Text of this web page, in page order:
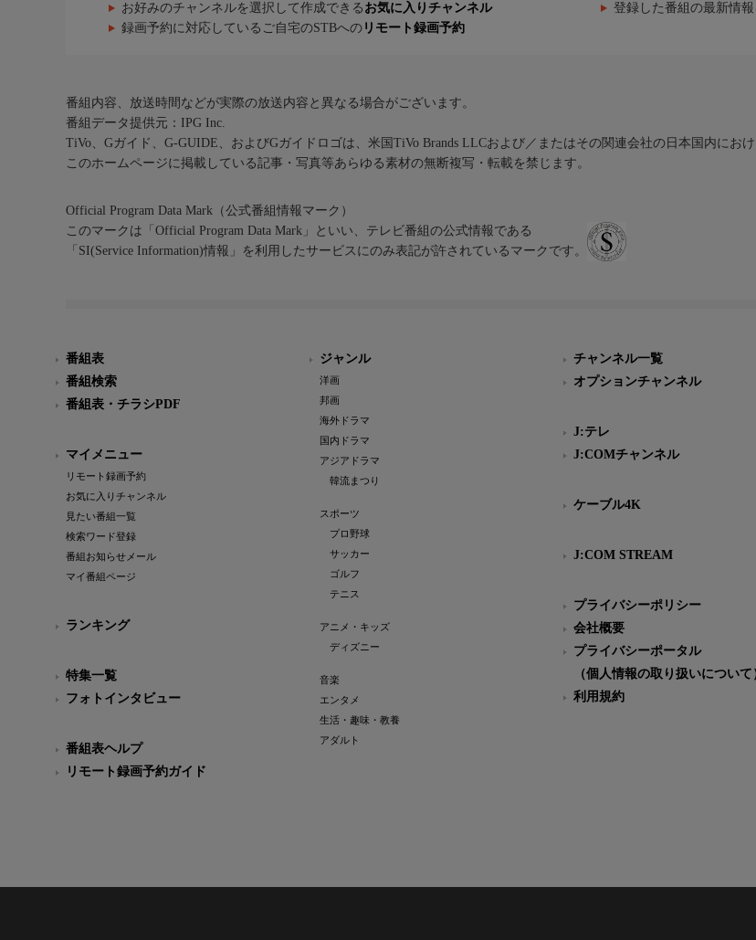
お好みのチャンネルを選択して作成できる お気に入りチャンネル 登録した番組の最新情
録画予約に対応しているご自宅のSTBへの リモート録画予約
番組内容、放送時間などが実際の放送内容と異なる場合がございます。
番組データ提供元：IPG Inc.
TiVo、Gガイド、G-GUIDE、およびGガイドロゴは、米国TiVo Brands LLCおよび／またはその関連会社の日本国内にお
このホームページに掲載している記事・写真等あらゆる素材の無断複写・転載を禁じます。
Official Program Data Mark（公式番組情報マーク）
このマークは「Official Program Data Mark」といい、テレビ番組の公式情報である
「SI(Service Information)情報」を利用したサービスにのみ表記が許されているマークです。
番組表
番組検索
番組表・チラシPDF
マイメニュー
リモート録画予約
お気に入りチャンネル
見たい番組一覧
検索ワード登録
番組お知らせメール
マイ番組ページ
ランキング
特集一覧
フォトインタビュー
番組表ヘルプ
リモート録画予約ガイド
ジャンル
洋画
邦画
海外ドラマ
国内ドラマ
アジアドラマ
韓流まつり
スポーツ
プロ野球
サッカー
ゴルフ
テニス
アニメ・キッズ
ディズニー
音楽
エンタメ
生活・趣味・教養
アダルト
チャンネル一覧
オプションチャンネル
J:テレ
J:COMチャンネル
ケーブル4K
J:COM STREAM
プライバシーポリシー
会社概要
プライバシーポータル
（個人情報の取り扱いについて
利用規約